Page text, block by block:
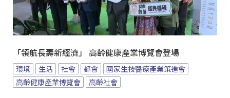
「領航長壽新經濟」 高齡健康產業博覽會登場
環境 生活 社會 都會
國家生技醫療產業策進會
高齡健康產業博覽會
高齡社會